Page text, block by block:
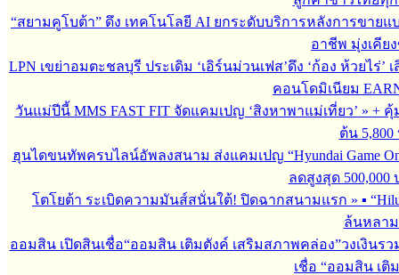
“สยามคูโบต้า” ดึง เทคโนโลยี AI ยกระดับบริการหลังการขาย
อาชีพ มุ่งเคีย
LPN เขย่าอมตะชลบุรี ประเดิม ‘เอิร์นม่วนเฟส’ดึง ‘ก้อง ห้วยไร่’
คอนโดมิเนียม
วันแม่ปีนี้ MMS FAST FIT จัดแคมเปญ ‘สิงหาพาแม่เที่ยว’ » + คุ้
ต้น
ฮุนไดขนทัพครบไลน์อัพลงสนาม ส่งแคมเปญ “Hyundai Game
ลดสูงสุด 500,000
โตโยต้า ระเบิดความมันส์สนั่นใต้! ปิดฉากสนามแรก » ▪︎
ล้นหลาม
ออมสิน เปิดสินเชื่อ“ออมสิน เติมตังค์ เสริมสภาพคล่อง”วงเงินรว
เชื่อ “ออมสิน เติ